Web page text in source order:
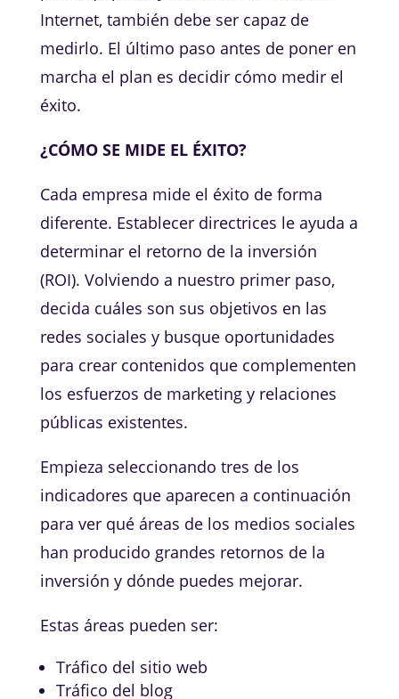
Internet, también debe ser capaz de
medirlo. El último paso antes de poner en
marcha el plan es decidir cómo medir el
éxito.
¿CÓMO SE MIDE EL ÉXITO?
Cada empresa mide el éxito de forma
diferente. Establecer directrices le ayuda a
determinar el retorno de la inversión
(ROI). Volviendo a nuestro primer paso,
decida cuáles son sus objetivos en las
redes sociales y busque oportunidades
para crear contenidos que complementen
los esfuerzos de marketing y relaciones
públicas existentes.
Empieza seleccionando tres de los
indicadores que aparecen a continuación
para ver qué áreas de los medios sociales
han producido grandes retornos de la
inversión y dónde puedes mejorar.
Estas áreas pueden ser:
Tráfico del sitio web
Tráfico del blog